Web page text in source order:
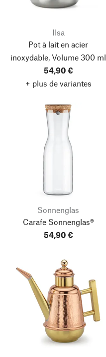
Ilsa
Pot à lait en acier
inoxydable, Volume 300 ml
54,90 €
+ plus de variantes
Sonnenglas
Carafe Sonnenglas®
54,90 €